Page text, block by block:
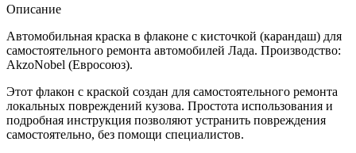
Описание
Автомобильная краска в флаконе с кисточкой (карандаш) для
самостоятельного ремонта автомобилей Лада. Производство:
AkzoNobel (Евросоюз).
Этот флакон с краской создан для самостоятельного ремонта
локальных повреждений кузова. Простота использования и
подробная инструкция позволяют устранить повреждения
самостоятельно, без помощи специалистов.